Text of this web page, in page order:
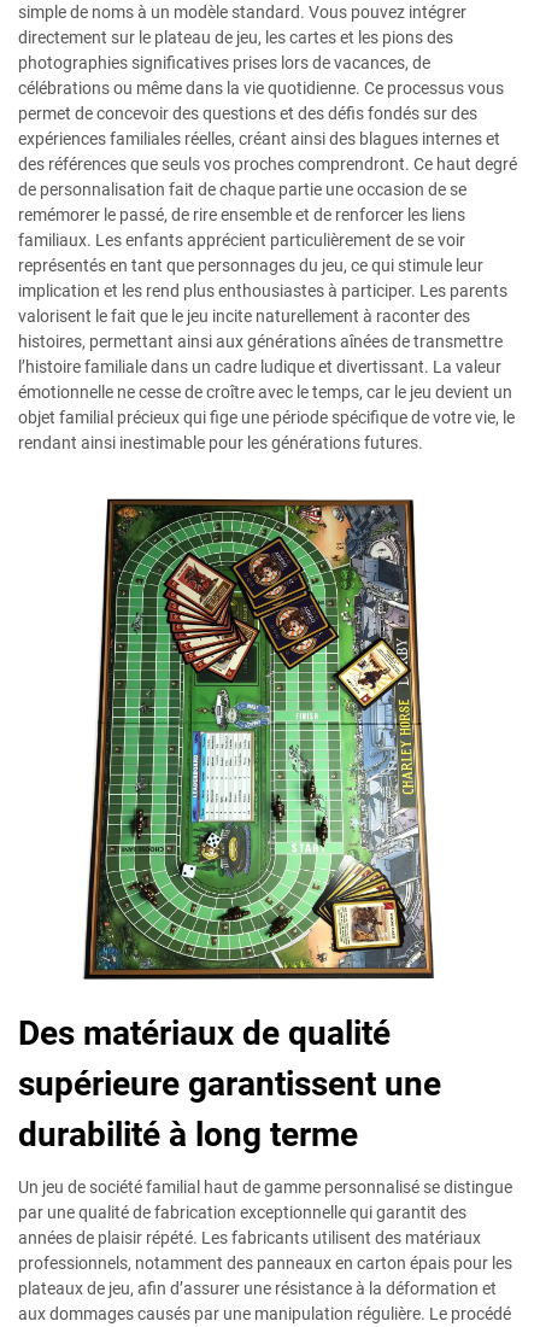
simple de noms à un modèle standard. Vous pouvez intégrer
directement sur le plateau de jeu, les cartes et les pions des
photographies significatives prises lors de vacances, de
célébrations ou même dans la vie quotidienne. Ce processus vous
permet de concevoir des questions et des défis fondés sur des
expériences familiales réelles, créant ainsi des blagues internes et
des références que seuls vos proches comprendront. Ce haut degré
de personnalisation fait de chaque partie une occasion de se
remémorer le passé, de rire ensemble et de renforcer les liens
familiaux. Les enfants apprécient particulièrement de se voir
représentés en tant que personnages du jeu, ce qui stimule leur
implication et les rend plus enthousiastes à participer. Les parents
valorisent le fait que le jeu incite naturellement à raconter des
histoires, permettant ainsi aux générations aînées de transmettre
l’histoire familiale dans un cadre ludique et divertissant. La valeur
émotionnelle ne cesse de croître avec le temps, car le jeu devient un
objet familial précieux qui fige une période spécifique de votre vie, le
rendant ainsi inestimable pour les générations futures.
Des matériaux de qualité
supérieure garantissent une
durabilité à long terme
Un jeu de société familial haut de gamme personnalisé se distingue
par une qualité de fabrication exceptionnelle qui garantit des
années de plaisir répété. Les fabricants utilisent des matériaux
professionnels, notamment des panneaux en carton épais pour les
plateaux de jeu, afin d’assurer une résistance à la déformation et
aux dommages causés par une manipulation régulière. Le procédé